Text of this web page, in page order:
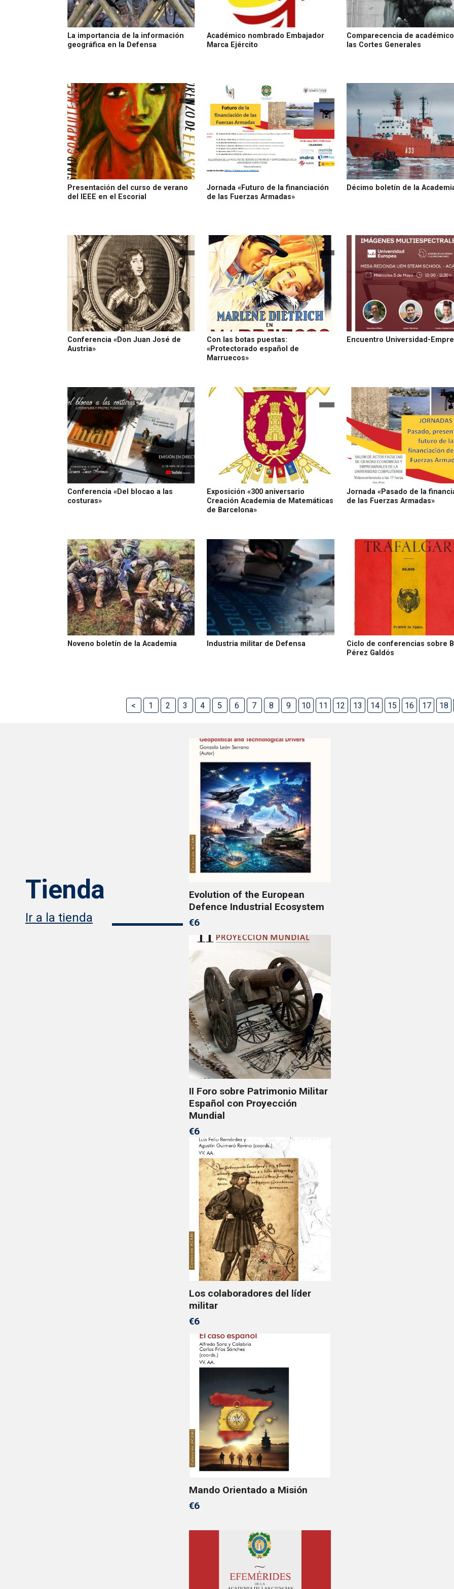
La importancia de la información
geográfica en la Defensa
Académico nombrado Embajador
Marca Ejército
Comparecencia de
las Cortes Generales
Presentación del curso de verano
del IEEE en el Escorial
Jornada «Futuro de la financiación
de las Fuerzas Armadas»
Décimo boletín de la
Conferencia «Don Juan José de
Austria»
Con las botas puestas:
«Protectorado español de
Marruecos»
Encuentro Universidad-
Conferencia «Del blocao a las
costuras»
Exposición «300 aniversario
Creación Academia de Matemáticas
de Barcelona»
Jornada «Pasado de la
de las Fuerzas Armadas»
Noveno boletín de la Academia Industria militar de Defensa
Ciclo de conferencias sobre
Pérez Galdós
< 1 2 3 4 5 6 7 8 9 10 11 12 13 14 15 16 17 18
Tienda
Ir a la tienda
Evolution of the European
Defence Industrial Ecosystem
€6
II Foro sobre Patrimonio Militar
Español con Proyección
Mundial
€6
Los colaboradores del líder
militar
€6
Mando Orientado a Misión
€6